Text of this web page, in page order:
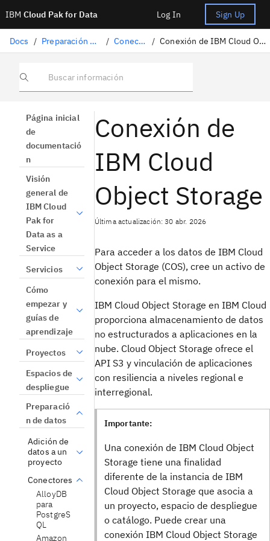
IBM Cloud Pak for Data Log In Sign Up
Docs / Preparación de datos / Conectores / Conexión de IBM Cloud Object Storage
Buscar información
Página inicial
de
documentació
n
Visión
general de
IBM Cloud
Pak for
Data as a
Service
Servicios
Cómo
empezar y
guías de
aprendizaje
Proyectos
Espacios de
despliegue
Preparació
n de datos
Adición de
datos a un
proyecto
Conectores
AlloyDB
para
PostgreS
QL
Amazon
Conexión de
IBM Cloud
Object Storage
Última actualización: 30 abr. 2026
Para acceder a los datos de IBM Cloud
Object Storage (COS), cree un activo de
conexión para el mismo.
IBM Cloud Object Storage en IBM Cloud
proporciona almacenamiento de datos
no estructurados a aplicaciones en la
nube. Cloud Object Storage ofrece el
API S3 y vinculación de aplicaciones
con resiliencia a niveles regional e
interregional.
Importante:
Una conexión de IBM Cloud Object
Storage tiene una finalidad
diferente de la instancia de IBM
Cloud Object Storage que asocia a
un proyecto, espacio de despliegue
o catálogo. Puede crear una
conexión IBM Cloud Object Storage